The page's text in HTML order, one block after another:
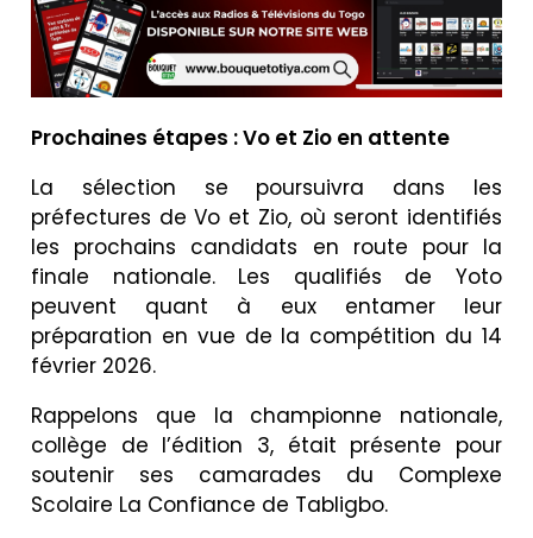
Prochaines étapes : Vo et Zio en attente
La sélection se poursuivra dans les
préfectures de Vo et Zio, où seront identifiés
les prochains candidats en route pour la
finale nationale. Les qualifiés de Yoto
peuvent quant à eux entamer leur
préparation en vue de la compétition du 14
février 2026.
Rappelons que la championne nationale,
collège de l’édition 3, était présente pour
soutenir ses camarades du Complexe
Scolaire La Confiance de Tabligbo.